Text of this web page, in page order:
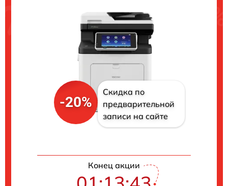
-20%
Скидка по
предварительной
записи на сайте
Конец акции